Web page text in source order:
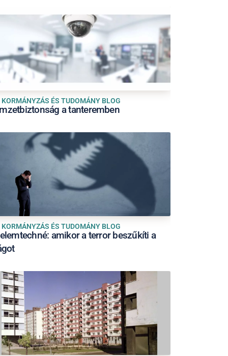
KORMÁNYZÁS ÉS TUDOMÁNY BLOG
a tanteremben
KORMÁNYZÁS ÉS TUDOMÁNY BLOG
amikor a terror beszűkíti a